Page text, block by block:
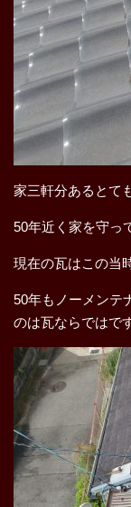
家三軒分あるとて
50年近く家を守っ
現在の瓦はこの当
50年もノーメンテ
のは瓦ならではで